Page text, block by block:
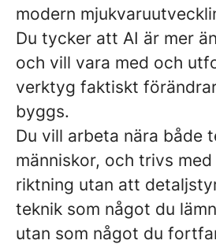
modern
Du tycker att AI är mer
och vill vara med och
verktyg faktiskt
byggs.
Du vill arbeta nära både
människor, och trivs
riktning utan att
teknik som något du
utan som något du